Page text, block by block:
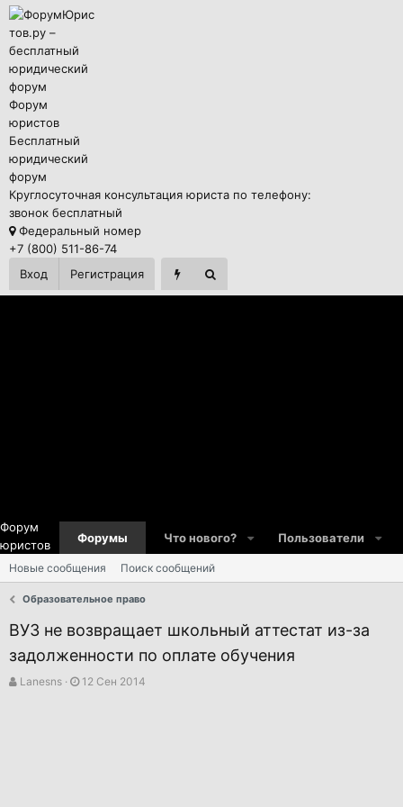
Форум
юристов
Бесплатный
юридический
форум
Круглосуточная консультация юриста по телефону:
звонок бесплатный
Федеральный номер
+7 (800) 511-86-74
Вход
Регистрация
Форум
юристов
Форумы Что нового? Пользователи
Новые сообщения Поиск сообщений
Образовательное право
ВУЗ не возвращает школьный аттестат из-за
задолженности по оплате обучения
АLanesns
Д
12 Сен 2014